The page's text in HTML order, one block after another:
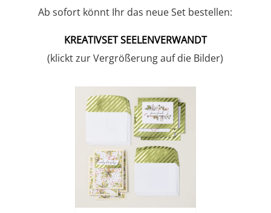
Ab sofort könnt Ihr das neue Set bestellen:
KREATIVSET SEELENVERWANDT
(klickt zur Vergrößerung auf die Bilder)